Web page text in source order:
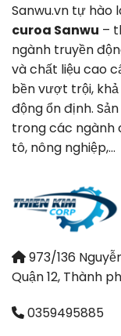
Sanwu.vn tự hào
curoa Sanwu –
ngành truyền
và chất liệu cao
bền vượt trội,
động ổn định.
trong các ngành
tô, nông nghiệp,…
973/136
Quận 12, Thành
0359495885